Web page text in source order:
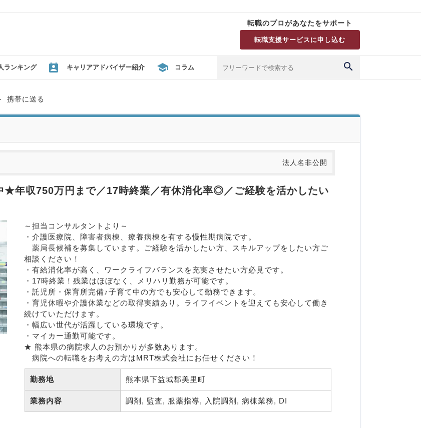
転職のプロがあなたをサポート
転職支援サービスに申し込む
ランキング キャリアアドバイザー紹介 コラム
携帯に送る
法人名非公開
★年収750万円まで／17時終業／有休消化率◎／ご経験を活かしたい
～担当コンサルタントより～
・介護医療院、障害者病棟、療養病棟を有する慢性期病院です。
薬局長候補を募集しています。ご経験を活かしたい方、スキルアップをしたい方ご
相談ください！
・有給消化率が高く、ワークライフバランスを充実させたい方必見です。
・17時終業！残業はほぼなく、メリハリ勤務が可能です。
・託児所・保育所完備♪子育て中の方でも安心して勤務できます。
・育児休暇や介護休業などの取得実績あり。ライフイベントを迎えても安心して働き
続けていただけます。
・幅広い世代が活躍している環境です。
・マイカー通勤可能です。
★ 熊本県の病院求人のお預かりが多数あります。
病院への転職をお考えの方はMRT株式会社にお任せください！
勤務地 熊本県下益城郡美里町
業務内容 調剤, 監査, 服薬指導, 入院調剤, 病棟業務, DI